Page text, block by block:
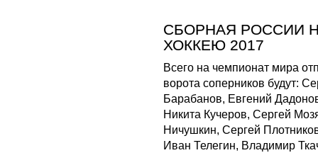
СБОРНАЯ РОССИИ
ХОККЕЮ 2017
Всего на чемпионат мира
ворота соперников будут:
Барабанов, Евгений
Никита Кучеров, Сергей
Ничушкин, Сергей
Иван Телегин, Владимир